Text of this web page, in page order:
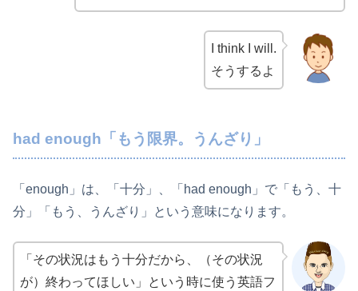
I think I will.
そうするよ
had enough「もう限界。うんざり」
「enough」は、「十分」、「had enough」で「もう、十
分」「もう、うんざり」という意味になります。
「その状況はもう十分だから、（その状況
が）終わってほしい」という時に使う英語フ